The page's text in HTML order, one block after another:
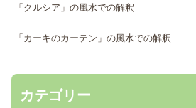
「クルシア」の風水での解釈
「カーキのカーテン」の風水での解釈
カテゴリー